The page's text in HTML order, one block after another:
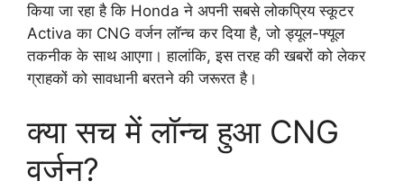
किया जा रहा है कि Honda ने अपनी सबसे लोकप्रिय स्कूटर
Activa का CNG वर्जन लॉन्च कर दिया है, जो ड्यूल-फ्यूल
तकनीक के साथ आएगा। हालांकि, इस तरह की खबरों को लेकर
ग्राहकों को सावधानी बरतने की जरूरत है।
क्या सच में लॉन्च हुआ CNG
वर्जन?